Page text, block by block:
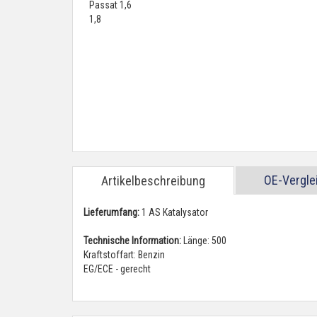
Artikelbeschreibung OE-
Lieferumfang:1 AS Katalysator
Technische Information: Länge: 500
Kraftstoffart: Benzin
EG/ECE - gerecht